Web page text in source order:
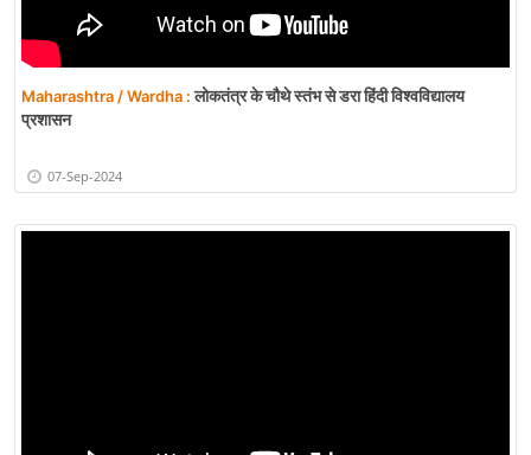
Maharashtra / Wardha :लोकतंत्र के चौथे स्तंभ से डरा हिंदी विश्वविद्यालय
प्रशासन
07-Sep-2024